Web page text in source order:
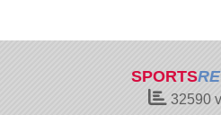
SPORTS
32590